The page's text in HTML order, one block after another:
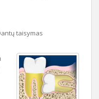
taisymas